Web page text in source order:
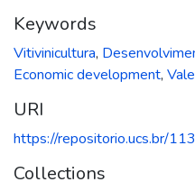
Keywords
Vitivinicultura,
Economic development,
URI
https://repositorio.ucs.br/
Collections